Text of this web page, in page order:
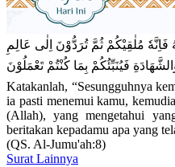
مُلٰقِيْكُمْ ثُمَّ تُرَدُّوْنَ اِلٰى عَالِمِ
Katakanlah, “Sesungguhnya
ia pasti menemui kamu,
(Allah), yang mengetahui
beritakan kepadamu apa yang
(QS. Al-Jumu'ah:8)
Surat Lainnya